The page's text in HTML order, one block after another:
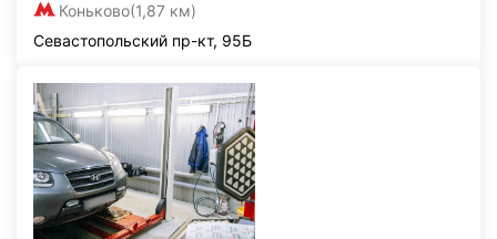
Коньково(1,87 км)
Севастопольский пр-кт, 95Б